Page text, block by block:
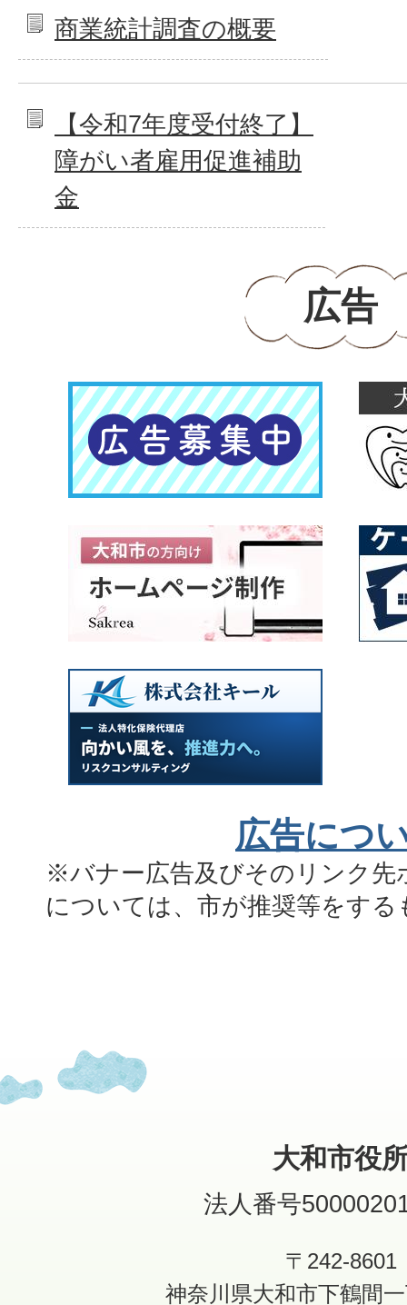
商業統計調査の概要
【令和7年度受付終了】
障がい者雇用促進補助
金
広告
広告につ
※バナー広告及びそのリンク先
については、市が推奨等をす
大和市役
法人番号
〒242-8601
神奈川県大和市下鶴間